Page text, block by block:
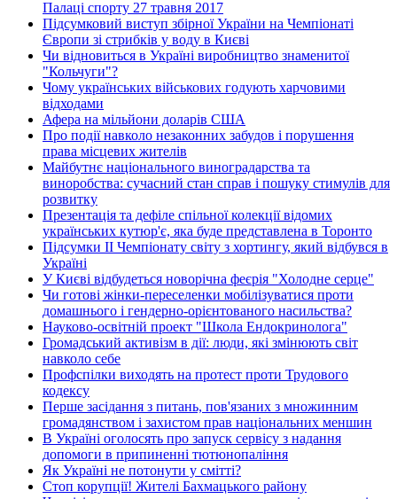
Палаці спорту 27 травня 2017
Підсумковий виступ збірної України на Чемпіонаті
Європи зі стрибків у воду в Києві
Чи відновиться в Україні виробництво знаменитої
"Кольчуги"?
Чому українських військових годують харчовими
відходами
Афера на мільйони доларів США
Про події навколо незаконних забудов і порушення
права місцевих жителів
Майбутнє національного виноградарства та
виноробства: сучасний стан справ і пошуку стимулів для
розвитку
Презентація та дефіле спільної колекції відомих
українських кутюр'є, яка буде представлена в Торонто
Підсумки ІІ Чемпіонату світу з хортингу, який відбувся в
Україні
У Києві відбудеться новорічна феєрія "Холодне серце"
Чи готові жінки-переселенки мобілізуватися проти
домашнього і гендерно-орієнтованого насильства?
Науково-освітній проект "Школа Ендокринолога"
Громадський активізм в дії: люди, які змінюють світ
навколо себе
Профспілки виходять на протест проти Трудового
кодексу
Перше засідання з питань, пов'язаних з множинним
громадянством і захистом прав національних меншин
В Україні оголосять про запуск сервісу з надання
допомоги в припиненні тютюнопаління
Як Україні не потонути у смітті?
Стоп корупції! Жителі Бахмацького району